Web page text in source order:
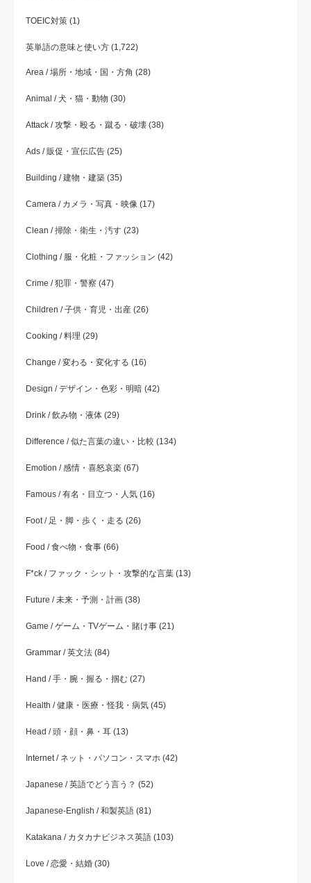
TOEIC対策 (1)
英単語の意味と使い方 (1,722)
Area / 場所・地域・国・方角 (28)
Animal / 犬・猫・動物 (30)
Attack / 攻撃・殴る・蹴る・破壊 (38)
Ads / 販促・宣伝広告 (25)
Building / 建物・建築 (35)
Camera / カメラ・写真・映像 (17)
Clean / 掃除・衛生・汚す (23)
Clothing / 服・化粧・ファッション (42)
Crime / 犯罪・警察 (47)
Children / 子供・育児・出産 (26)
Cooking / 料理 (29)
Change / 変わる・変化する (16)
Design / デザイン・色彩・明暗 (42)
Drink / 飲み物・液体 (29)
Difference / 似た言葉の違い・比較 (134)
Emotion / 感情・喜怒哀楽 (67)
Famous / 有名・目立つ・人気 (16)
Foot / 足・脚・歩く・走る (26)
Food / 食べ物・食事 (66)
F*ck / ファック・シット・攻撃的な言葉 (13)
Future / 未来・予測・計画 (38)
Game / ゲーム・TVゲーム・賭け事 (21)
Grammar / 英文法 (84)
Hand / 手・腕・握る・掴む (27)
Health / 健康・医療・怪我・病気 (45)
Head / 頭・顔・鼻・耳 (13)
Internet / ネット・パソコン・スマホ (42)
Japanese / 英語でどう言う？ (52)
Japanese-English / 和製英語 (81)
Katakana / カタカナビジネス英語 (103)
Love / 恋愛・結婚 (30)